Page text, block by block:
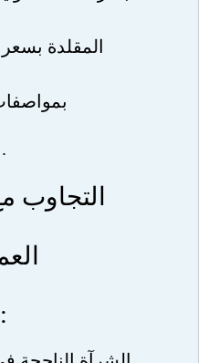
المقلدة
.
التجاوب
: